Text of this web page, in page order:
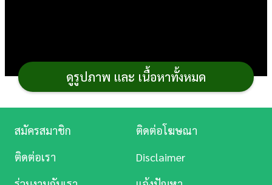
ช่วงนี้อะโวคาโด มีเยอะ ใครกินไม่ทันจับมาทำ
ดูรูปภาพ และ เนื้อหาทั้งหมด
หนัง
สมัครสมาชิก
ติดต่อโฆษณา
ติดต่อเรา
Disclaimer